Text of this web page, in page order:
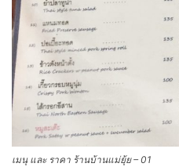
เมนุ และ ราคา ร้านบ้านแม่ยุ้ย – 01